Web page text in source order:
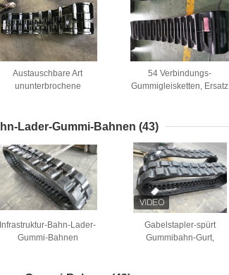
Austauschbare Art
ununterbrochene
behälter-Bahn-79
54 Verbindungs-
Gummigleisketten, Ersatz
Lader-Gummi-Bahnen (43)
Infrastruktur-Bahn-Lader-
Gummi-Bahnen
Gabelstapler-spürt
Gummibahn-Gurt,